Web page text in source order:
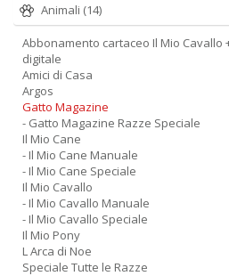
Animali (14)
Abbonamento cartaceo Il Mio Cavallo
digitale
Amici di Casa
Argos
Gatto Magazine
- Gatto Magazine Razze Speciale
Il Mio Cane
- Il Mio Cane Manuale
- Il Mio Cane Speciale
Il Mio Cavallo
- Il Mio Cavallo Manuale
- Il Mio Cavallo Speciale
Il Mio Pony
L Arca di Noe
Speciale Tutte le Razze